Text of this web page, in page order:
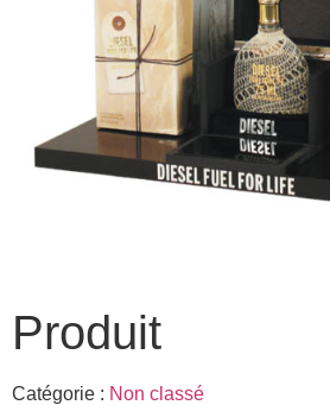
Produit
Catégorie : Non classé